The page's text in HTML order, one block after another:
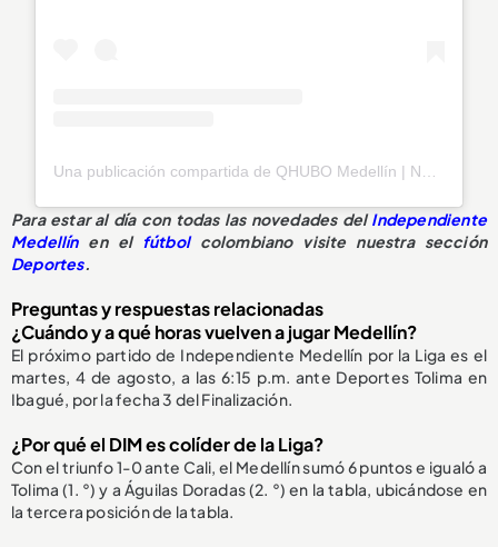
Para estar al día con todas las novedades delIndependiente
Medellínen el fútbol colombiano visite nuestra sección
Deportes.
Preguntas y respuestas relacionadas
¿Cuándo y a qué horas vuelven a jugar Medellín?
El próximo partido de Independiente Medellín por la Liga es el
martes, 4 de agosto, a las 6:15 p.m. ante Deportes Tolima en
Ibagué, por la fecha 3 del Finalización.
¿Por qué el DIM es colíder de la Liga?
Con el triunfo 1-0 ante Cali, el Medellín sumó 6 puntos e igualó a
Tolima (1. °) y a Águilas Doradas (2. °) en la tabla, ubicándose en
la tercera posición de la tabla.